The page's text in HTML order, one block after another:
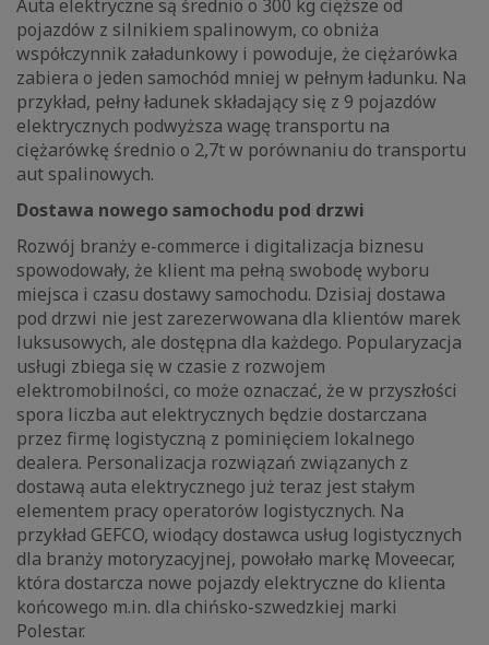
Auta elektryczne są średnio o 300 kg cięższe od
pojazdów z silnikiem spalinowym, co obniża
współczynnik załadunkowy i powoduje, że ciężarówka
zabiera o jeden samochód mniej w pełnym ładunku. Na
przykład, pełny ładunek składający się z 9 pojazdów
elektrycznych podwyższa wagę transportu na
ciężarówkę średnio o 2,7t w porównaniu do transportu
aut spalinowych.
Dostawa nowego samochodu pod drzwi
Rozwój branży e-commerce i digitalizacja biznesu
spowodowały, że klient ma pełną swobodę wyboru
miejsca i czasu dostawy samochodu. Dzisiaj dostawa
pod drzwi nie jest zarezerwowana dla klientów marek
luksusowych, ale dostępna dla każdego. Popularyzacja
usługi zbiega się w czasie z rozwojem
elektromobilności, co może oznaczać, że w przyszłości
spora liczba aut elektrycznych będzie dostarczana
przez firmę logistyczną z pominięciem lokalnego
dealera. Personalizacja rozwiązań związanych z
dostawą auta elektrycznego już teraz jest stałym
elementem pracy operatorów logistycznych. Na
przykład GEFCO, wiodący dostawca usług logistycznych
dla branży motoryzacyjnej, powołało markę Moveecar,
która dostarcza nowe pojazdy elektryczne do klienta
końcowego m.in. dla chińsko-szwedzkiej marki
Polestar.